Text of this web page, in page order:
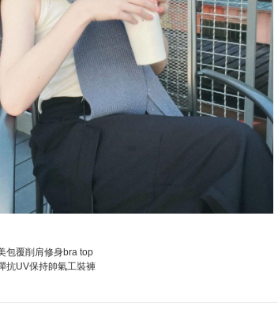
包覆削肩修身bra top
抗UV保持帥氣工裝褲